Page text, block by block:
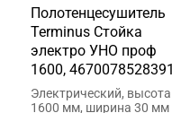
Полотенцесушитель
Terminus Стойка
электро УНО проф
1600, 4670078528391
Электрический, высота
1600 мм, ширина 30 мм